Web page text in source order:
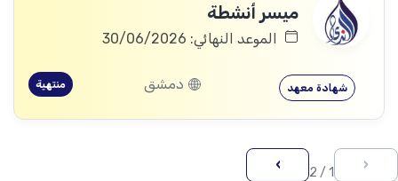
ميسر أنشطة
الموعد النهائي: 30/06/2026
شهادة معهد دمشق منتهية
‹
1 / 2
›